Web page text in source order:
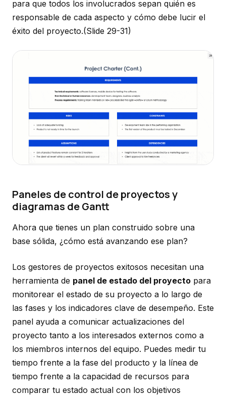
para que todos los involucrados sepan quién es
responsable de cada aspecto y cómo debe lucir el
éxito del proyecto.(Slide 29-31)
Paneles de control de proyectos y
diagramas de Gantt
Ahora que tienes un plan construido sobre una
base sólida, ¿cómo está avanzando ese plan?
Los gestores de proyectos exitosos necesitan una
herramienta de panel de estado del proyecto para
monitorear el estado de su proyecto a lo largo de
las fases y los indicadores clave de desempeño. Este
panel ayuda a comunicar actualizaciones del
proyecto tanto a los interesados externos como a
los miembros internos del equipo. Puedes medir tu
tiempo frente a la fase del producto y la línea de
tiempo frente a la capacidad de recursos para
comparar tu estado actual con los objetivos